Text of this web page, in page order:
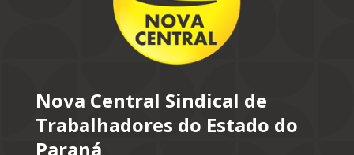
Nova Central Sindical de
Trabalhadores do Estado do
Paraná